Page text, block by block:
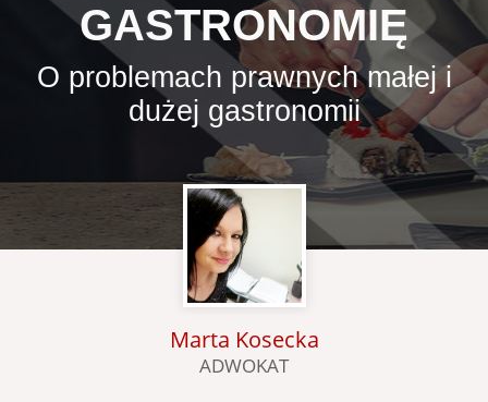
GASTRONOMIĘ
O problemach prawnych małej i
dużej gastronomii
Marta Kosecka
ADWOKAT